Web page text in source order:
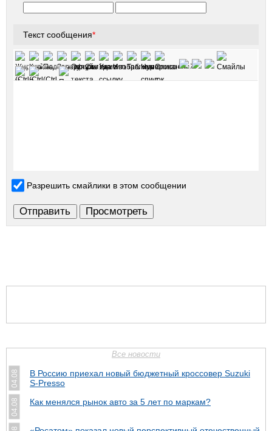
Текст сообщения*
Разрешить смайлики в этом сообщении
Все новости
04.08
В Россию приехал новый бюджетный кроссовер Suzuki
S-Presso
04.08 Как менялся рынок авто за 5 лет по маркам?